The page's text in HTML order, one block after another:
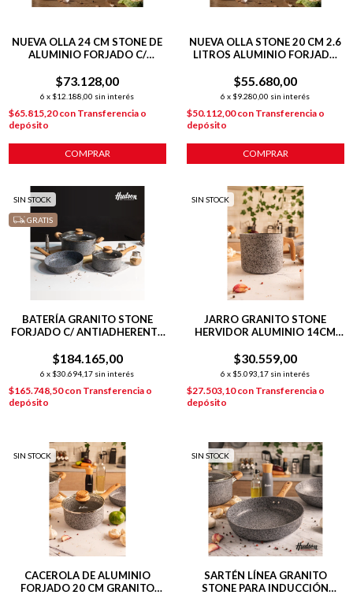
NUEVA OLLA 24 CM STONE DE
ALUMINIO FORJADO C/
INDUCCIÓN
$73.128,00
6 x $12.188,00 sin interés
$65.815,20con Transferencia o
depósito
COMPRAR
NUEVA OLLA STONE 20 CM 2.6
LITROS ALUMINIO FORJADO
LITROS
$55.680,00
6 x $9.280,00 sin interés
$50.112,00con Transferencia o
depósito
COMPRAR
SIN STOCK
GRATIS
BATERÍA GRANITO STONE
FORJADO C/ ANTIADHERENTE
$184.165,00
6 x $30.694,17 sin interés
$165.748,50con Transferencia o
depósito
SIN STOCK
JARRO GRANITO STONE
HERVIDOR ALUMINIO 14CM
$30.559,00
6 x $5.093,17 sin interés
$27.503,10con Transferencia o
depósito
SIN STOCK
CACEROLA DE ALUMINIO
FORJADO 20 CM GRANITO
SIN STOCK
SARTÉN LÍNEA GRANITO
STONE PARA INDUCCIÓN